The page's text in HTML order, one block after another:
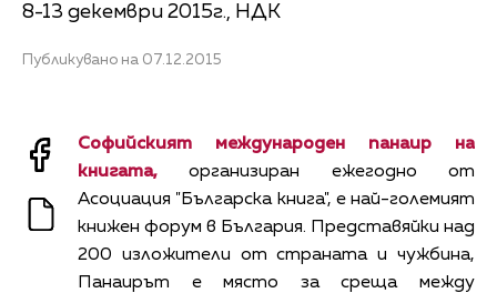
8-13 декември 2015г., НДК
Публикувано на 07.12.2015
Софийският международен панаир на
книгата, организиран ежегодно от
Асоциация "Българска книга", е най-големият
книжен форум в България. Представяйки над
200 изложители от страната и чужбина,
Панаирът е място за среща между